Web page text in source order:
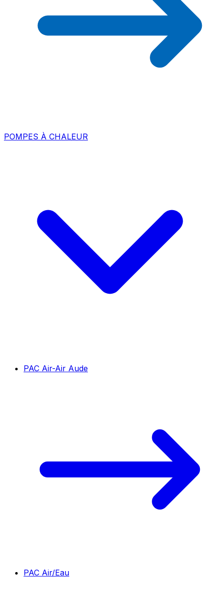
POMPES À CHALEUR
PAC Air-Air Aude
PAC Air/Eau